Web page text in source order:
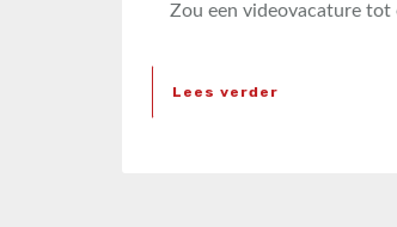
Zou een videovacature tot
Lees verder